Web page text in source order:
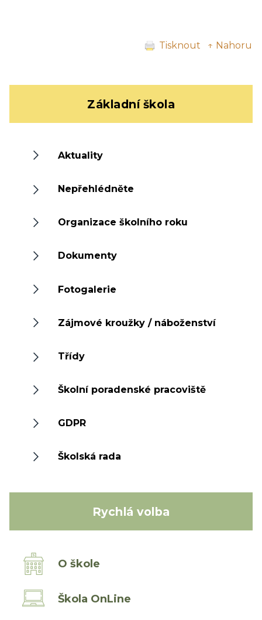
Tisknout ↑ Nahoru
Základní škola
Aktuality
Nepřehlédněte
Organizace školního roku
Dokumenty
Fotogalerie
Zájmové kroužky / náboženství
Třídy
Školní poradenské pracoviště
GDPR
Školská rada
Rychlá volba
O škole
Škola OnLine